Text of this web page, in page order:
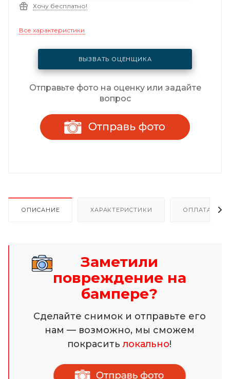
Хочу бесплатно!
Все характеристики
ВЫЗВАТЬ ОЦЕНЩИКА
Отправьте фото на оценку или задайте
вопрос
ОПИСАНИЕ ХАРАКТЕРИСТИКИ ОПЛАТА И
Заметили
повреждение на
бампере?
Сделайте снимок и отправьте его
нам — возможно, мы сможем
покраситьлокально!